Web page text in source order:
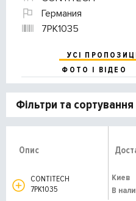
Германия
7PK1035
УСІ
ФОТО І ВІДЕО
Фільтри та сортування
Опис
CONTITECH
7PK1035
Киев
В